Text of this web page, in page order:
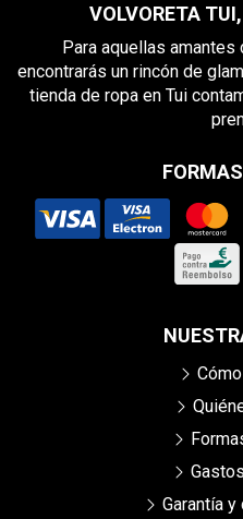
VOLVORETA
Para aquellas amantes
encontrarás un rincón de
tienda de ropa en Tui
Garantía